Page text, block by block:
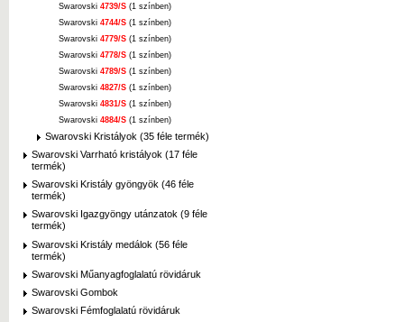
Swarovski 4739/S (1 színben)
Swarovski 4744/S (1 színben)
Swarovski 4779/S (1 színben)
Swarovski 4778/S (1 színben)
Swarovski 4789/S (1 színben)
Swarovski 4827/S (1 színben)
Swarovski 4831/S (1 színben)
Swarovski 4884/S (1 színben)
Swarovski Kristályok (35 féle termék)
Swarovski Varrható kristályok (17 féle
termék)
Swarovski Kristály gyöngyök (46 féle
termék)
Swarovski Igazgyöngy utánzatok (9 féle
termék)
Swarovski Kristály medálok (56 féle
termék)
Swarovski Műanyagfoglalatú rövidáruk
Swarovski Gombok
Swarovski Fémfoglalatú rövidáruk